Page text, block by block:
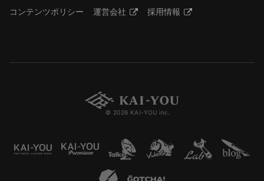
コンテンツポリシー
運営会社 採用情報
© 2026 KAI-YOU inc.